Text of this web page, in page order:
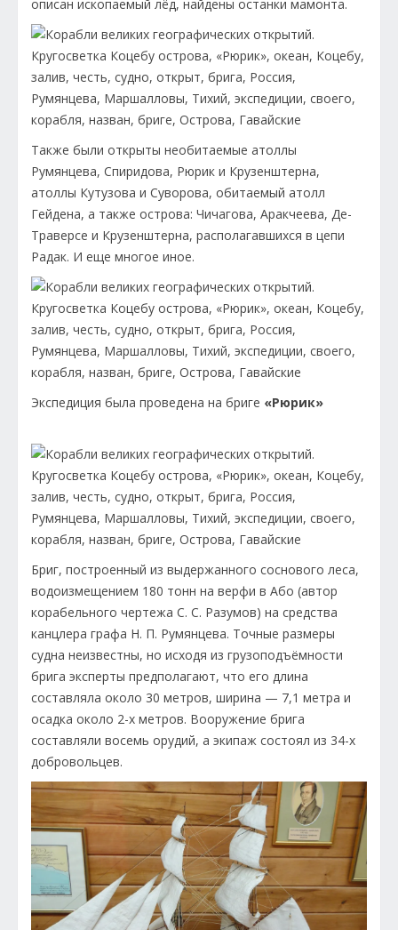
описан ископаемый лёд, найдены останки мамонта.
Также были открыты необитаемые атоллы
Румянцева, Спиридова, Рюрик и Крузенштерна,
атоллы Кутузова и Суворова, обитаемый атолл
Гейдена, а также острова: Чичагова, Аракчеева, Де-
Траверсе и Крузенштерна, располагавшихся в цепи
Радак. И еще многое иное.
Экспедиция была проведена на бриге «Рюрик»
Бриг, построенный из выдержанного соснового леса,
водоизмещением 180 тонн на верфи в Або (автор
корабельного чертежа С. С. Разумов) на средства
канцлера графа Н. П. Румянцева. Точные размеры
судна неизвестны, но исходя из грузоподъёмности
брига эксперты предполагают, что его длина
составляла около 30 метров, ширина — 7,1 метра и
осадка около 2-х метров. Вооружение брига
составляли восемь орудий, а экипаж состоял из 34-х
добровольцев.